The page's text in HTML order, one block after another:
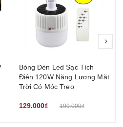
Bóng Đèn Led Sạc Tích
Điện 120W Năng Lượng Mặt
Trời Có Móc Treo
129.000₫ 199.000₫